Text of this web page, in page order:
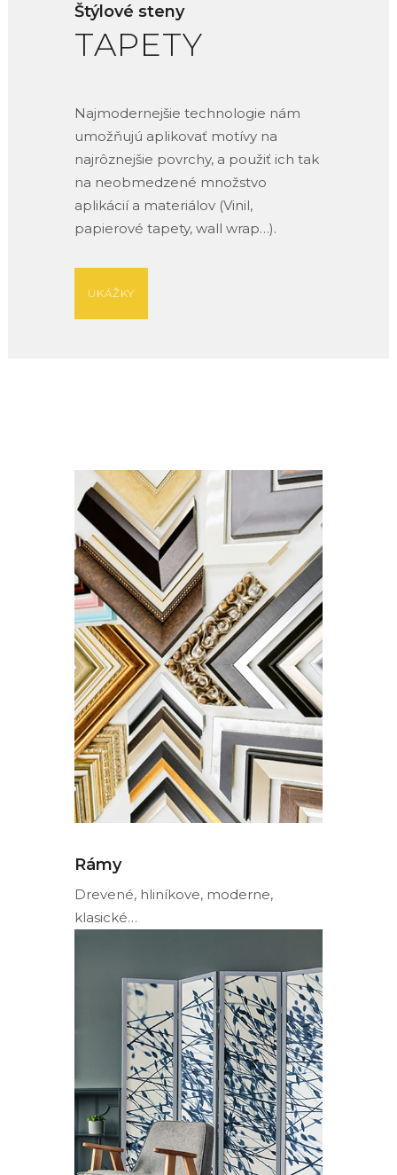
Štýlové steny
TAPETY
Najmodernejšie technologie nám
umožňujú aplikovať motívy na
najrôznejšie povrchy, a použiť ich tak
na neobmedzené množstvo
aplikácií a materiálov (Vinil,
papierové tapety, wall wrap…).
UKÁŽKY
Rámy
Drevené, hliníkove, moderne,
klasické…